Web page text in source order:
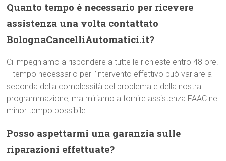
Quanto tempo è necessario per ricevere
assistenza una volta contattato
BolognaCancelliAutomatici.it?
Ci impegniamo a rispondere a tutte le richieste entro 48 ore.
Il tempo necessario per l’intervento effettivo può variare a
seconda della complessità del problema e della nostra
programmazione, ma miriamo a fornire assistenza FAAC nel
minor tempo possibile.
Posso aspettarmi una garanzia sulle
riparazioni effettuate?